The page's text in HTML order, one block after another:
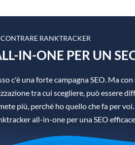
RANKTRACKER
IN-ONE PER UN
c'è una forte campagna SEO. Ma
tra cui scegliere, può essere
più, perché ho quello che fa per
all-in-one per una SEO